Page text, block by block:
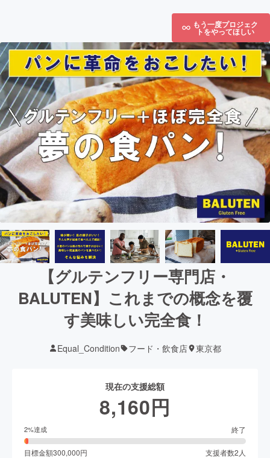
もう一度プロジェク
トをやってほしい
【グルテンフリー専門店・
BALUTEN】これまでの概念を覆
す美味しい完全食！
Equal_Condition フード・飲食店 東京都
現在の支援総額
8,160円
2%達成 終了
目標金額300,000円 支援者数2 人